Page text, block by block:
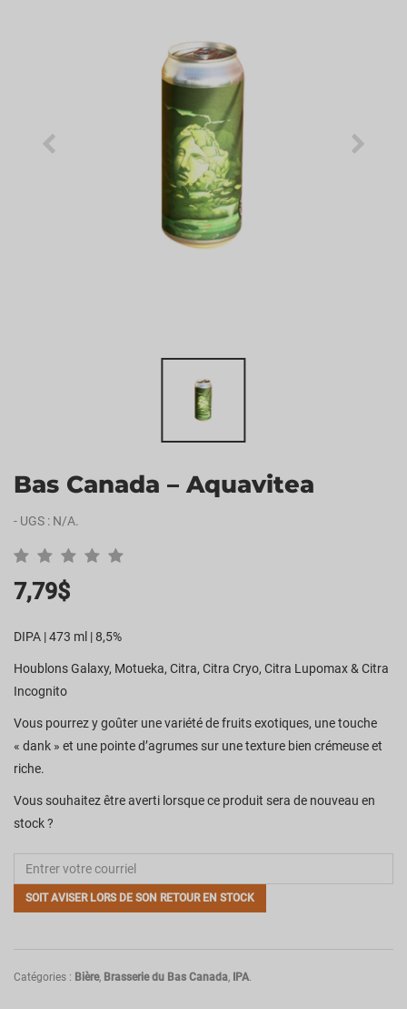
Bas Canada – Aquavitea
- UGS : N/A.
7,79$
DIPA | 473 ml | 8,5%
Houblons Galaxy, Motueka, Citra, Citra Cryo, Citra Lupomax & Citra
Incognito
Vous pourrez y goûter une variété de fruits exotiques, une touche
« dank » et une pointe d’agrumes sur une texture bien crémeuse et
riche.
Vous souhaitez être averti lorsque ce produit sera de nouveau en
stock ?
SOIT AVISER LORS DE SON RETOUR EN STOCK
Catégories : Bière, Brasserie du Bas Canada, IPA.